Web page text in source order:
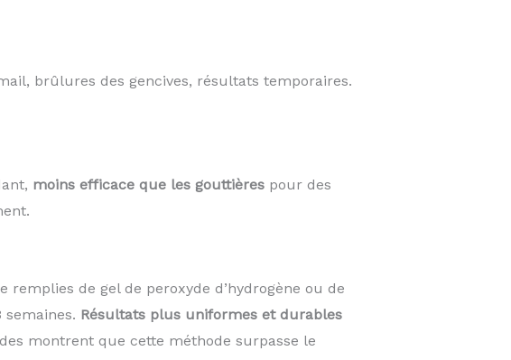
brûlures des gencives, résultats temporaires.
moins efficace que les gouttièrespour des
de gel de peroxyde d’hydrogène ou de
Résultats plus uniformes et durables
montrent que cette méthode surpasse le